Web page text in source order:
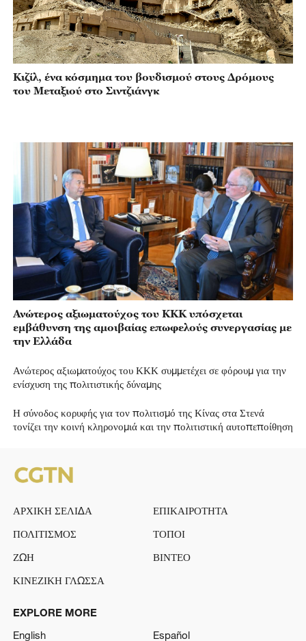
Κιζίλ, ένα κόσμημα του βουδισμού στους Δρόμους
του Μεταξιού στο Σιντζιάνγκ
Ανώτερος αξιωματούχος του ΚΚΚ υπόσχεται
εμβάθυνση της αμοιβαίας επωφελούς συνεργασίας με
την Ελλάδα
Ανώτερος αξιωματούχος του ΚΚΚ συμμετέχει σε φόρουμ για την
ενίσχυση της πολιτιστικής δύναμης
Η σύνοδος κορυφής για τον πολιτισμό της Κίνας στα Στενά
τονίζει την κοινή κληρονομιά και την πολιτιστική αυτοπεποίθηση
ΑΡΧΙΚΗ ΣΕΛΙΔΑ
ΕΠΙΚΑΙΡΟΤΗΤΑ
ΠΟΛΙΤΙΣΜΟΣ
ΤΟΠΟΙ
ΖΩΗ
ΒΙΝΤΕΟ
ΚΙΝΕΖΙΚΗ ΓΛΩΣΣΑ
EXPLORE MORE
English
Español